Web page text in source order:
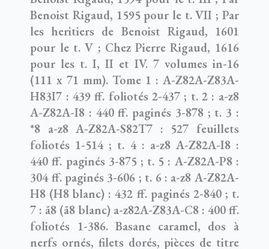
Benoist Rigaud, 1595 pour le t. VII ; Par
les heritiers de Benoist Rigaud, 1601
pour le t. V ; Chez Pierre Rigaud, 1616
pour les t. I, II et IV. 7 volumes in-16
(111 x 71 mm). Tome 1 : A-Z82A-Z83A-
H83I7 : 439 ff. foliotés 2-437 ; t. 2 : a-z8
A-Z82A-I8 : 440 ff. paginés 3-878 ; t. 3 :
*8 a-z8 A-Z82A-S82T7 : 527 feuillets
foliotés 1-514 ; t. 4 : a-z8 A-Z82A-I8 :
440 ff. paginés 3-875 ; t. 5 : A-Z82A-P8 :
304 ff. paginés 3-606 ; t. 6 : a-z8 A-Z82A-
H8 (H8 blanc) : 432 ff. paginés 2-840 ; t.
7 : ã8 (ã8 blanc) a-z82A-Z83A-C8 : 400 ff.
foliotés 1-386. Basane caramel, dos à
nerfs ornés, filets dorés, pièces de titre